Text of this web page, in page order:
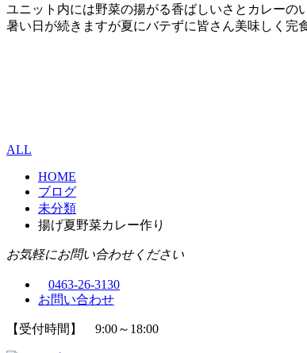
ユニット内には野菜の揚がる香ばしいさとカレーの
暑い日が続きますが夏にバテずに皆さん美味しく完
ALL
HOME
ブログ
未分類
揚げ夏野菜カレー作り
お気軽にお問い合わせください
0463-26-3130
お問い合わせ
【受付時間】 9:00～18:00